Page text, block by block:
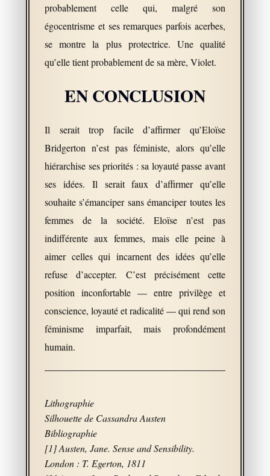
probablement celle qui, malgré son
égocentrisme et ses remarques parfois acerbes,
se montre la plus protectrice. Une qualité
qu’elle tient probablement de sa mère, Violet.
EN CONCLUSION
Il serait trop facile d’affirmer qu’Eloïse
Bridgerton n’est pas féministe, alors qu’elle
hiérarchise ses priorités : sa loyauté passe avant
ses idées. Il serait faux d’affirmer qu’elle
souhaite s’émanciper sans émanciper toutes les
femmes de la société. Eloïse n’est pas
indifférente aux femmes, mais elle peine à
aimer celles qui incarnent des idées qu’elle
refuse d’accepter. C’est précisément cette
position inconfortable — entre privilège et
conscience, loyauté et radicalité — qui rend son
féminisme imparfait, mais profondément
humain.
Lithographie
Silhouette de Cassandra Austen
Bibliographie
[1] Austen, Jane. Sense and Sensibility.
London : T. Egerton, 1811